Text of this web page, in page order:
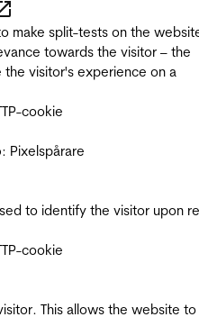
make split-tests on the
towards the visitor – the
visitor's experience on a
cookie
: Pixelspårare
to identify the visitor upon
cookie
This allows the website to